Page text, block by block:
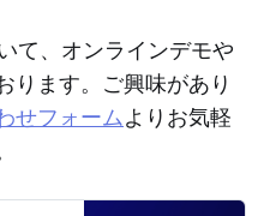
て、オンラインデモや
ります。ご興味があり
せフォームよりお気軽